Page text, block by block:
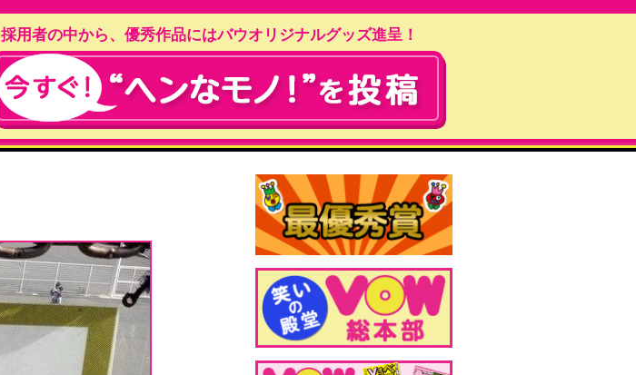
採用者の中から、優秀作品にはバウオリジナルグッズ進呈！